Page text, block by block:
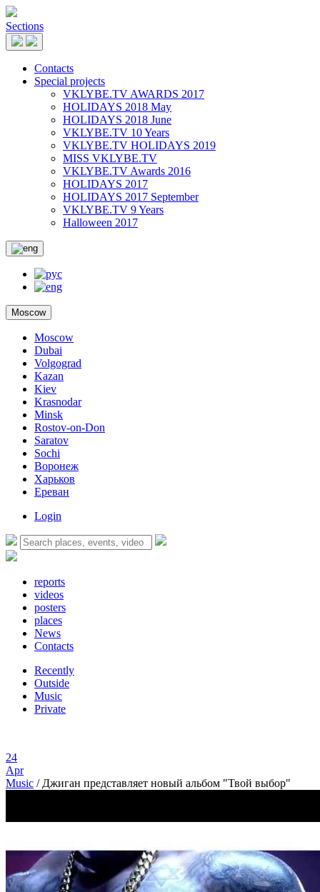
Sections
Contacts
Special projects
VKLYBE.TV AWARDS 2017
HOLIDAYS 2018 May
HOLIDAYS 2018 June
VKLYBE.TV 10 Years
VKLYBE.TV HOLIDAYS 2019
MISS VKLYBE.TV
VKLYBE.TV Awards 2016
HOLIDAYS 2017
HOLIDAYS 2017 September
VKLYBE.TV 9 Years
Halloween 2017
Moscow
Moscow
Dubai
Volgograd
Kazan
Kiev
Krasnodar
Minsk
Rostov-on-Don
Saratov
Sochi
Воронеж
Харьков
Ереван
Login
reports
videos
posters
places
News
Contacts
Recently
Outside
Music
Private
24
Apr
Music / Джиган представляет новый альбом "Твой выбор"